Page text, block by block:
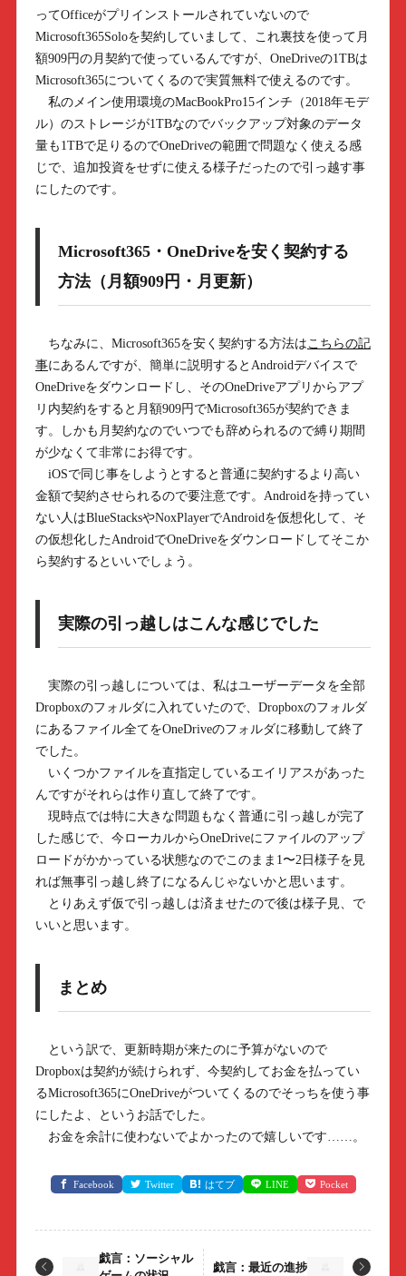
ってOfficeがプリインストールされていないので
Microsoft365Soloを契約していまして、これ裏技を使って月
額909円の月契約で使っているんですが、OneDriveの1TBは
Microsoft365についてくるので実質無料で使えるのです。
私のメイン使用環境のMacBookPro15インチ（2018年モデ
ル）のストレージが1TBなのでバックアップ対象のデータ
量も1TBで足りるのでOneDriveの範囲で問題なく使える感
じで、追加投資をせずに使える様子だったので引っ越す事
にしたのです。
Microsoft365・OneDriveを安く契約する
方法（月額909円・月更新）
ちなみに、Microsoft365を安く契約する方法はこちらの記
事にあるんですが、簡単に説明するとAndroidデバイスで
OneDriveをダウンロードし、そのOneDriveアプリからアプ
リ内契約をすると月額909円でMicrosoft365が契約できま
す。しかも月契約なのでいつでも辞められるので縛り期間
が少なくて非常にお得です。
iOSで同じ事をしようとすると普通に契約するより高い
金額で契約させられるので要注意です。Androidを持ってい
ない人はBlueStacksやNoxPlayerでAndroidを仮想化して、そ
の仮想化したAndroidでOneDriveをダウンロードしてそこか
ら契約するといいでしょう。
実際の引っ越しはこんな感じでした
実際の引っ越しについては、私はユーザーデータを全部
Dropboxのフォルダに入れていたので、Dropboxのフォルダ
にあるファイル全てをOneDriveのフォルダに移動して終了
でした。
いくつかファイルを直指定しているエイリアスがあった
んですがそれらは作り直して終了です。
現時点では特に大きな問題もなく普通に引っ越しが完了
した感じで、今ローカルからOneDriveにファイルのアップ
ロードがかかっている状態なのでこのまま1〜2日様子を見
れば無事引っ越し終了になるんじゃないかと思います。
とりあえず仮で引っ越しは済ませたので後は様子見、で
いいと思います。
まとめ
という訳で、更新時期が来たのに予算がないので
Dropboxは契約が続けられず、今契約してお金を払ってい
るMicrosoft365にOneDriveがついてくるのでそっちを使う事
にしたよ、というお話でした。
お金を余計に使わないでよかったので嬉しいです……。
Facebook Twitter はてブ LINE Pocket
戯言：ソーシャル
戯言：最近の進捗